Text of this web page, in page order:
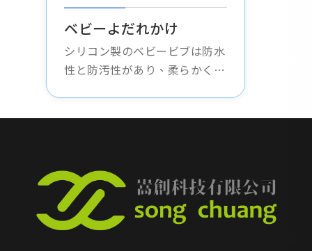
ベビーよだれかけ
シリコン製のベビービブは防水
性と防汚性があり、柔らかく快